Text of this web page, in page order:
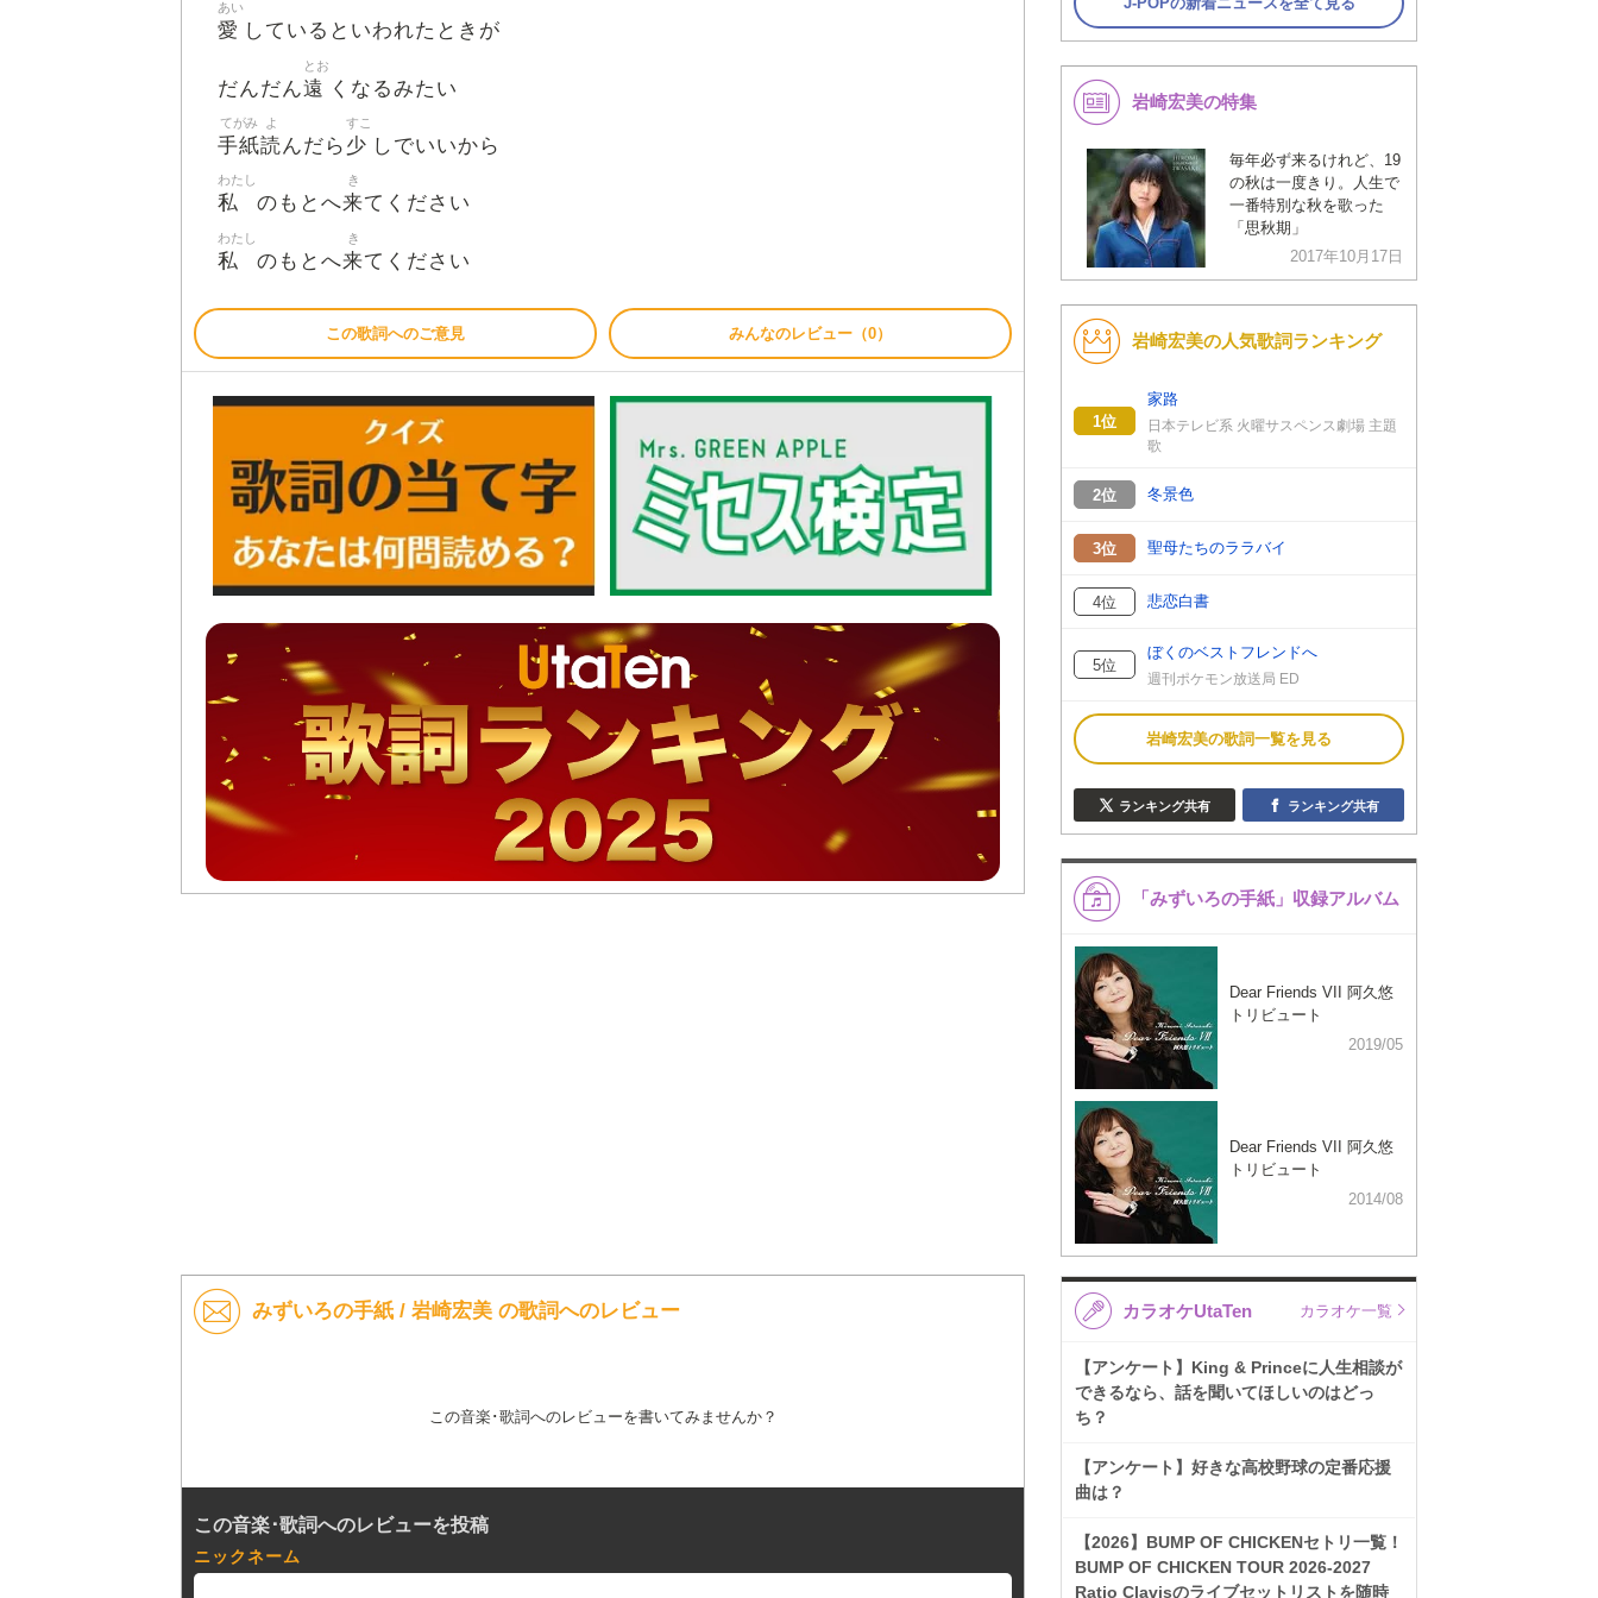
愛
あい
しているといわれたときが
だんだん遠
とお
くなるみたい
手紙
てがみ
読
よ
んだら 少
すこ
しでいいから
私
わたし
のもとへ来
き
てください
私
わたし
のもとへ来
き
てください
この歌詞へのご意見 みんなのレビュー（0）
みずいろの手紙 / 岩崎宏美 の歌詞へのレビュー
この音楽･歌詞へのレビューを書いてみませんか？
この音楽･歌詞へのレビューを投稿
ニックネーム
岩崎宏美の特集
毎年必ず来るけれど、19
の秋は一度きり。人生で
一番特別な秋を歌った
「思秋期」
2017年10月17日
岩崎宏美の人気歌詞ランキング
1位
家路
日本テレビ系 火曜サスペンス劇場 主題
歌
2位 冬景色
3位 聖母たちのララバイ
4位 悲恋白書
5位
ぼくのベストフレンドへ
週刊ポケモン放送局 ED
岩崎宏美の歌詞一覧を見る
ランキング共有 ランキング共有
「みずいろの手紙」収録アルバム
Dear Friends VII 阿久悠
トリビュート
2019/05
Dear Friends VII 阿久悠
トリビュート
2014/08
カラオケUtaTen カラオケ一覧
【アンケート】King & Princeに人生相談が
できるなら、話を聞いてほしいのはどっ
ち？
【アンケート】好きな高校野球の定番応援
曲は？
【2026】BUMP OF CHICKENセトリ一覧！
BUMP OF CHICKEN TOUR 2026-2027
Ratio Clavisのライブセットリストを随時